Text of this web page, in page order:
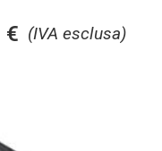
(IVA esclusa)
€